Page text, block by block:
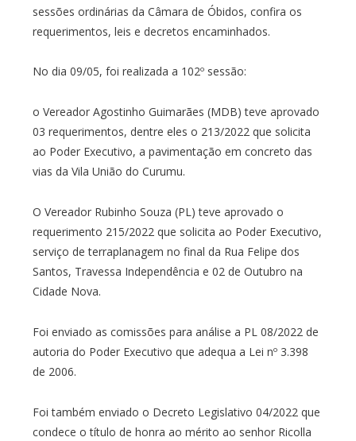
sessões ordinárias da Câmara de Óbidos, confira os
requerimentos, leis e decretos encaminhados.
No dia 09/05, foi realizada a 102º sessão:
o Vereador Agostinho Guimarães (MDB) teve aprovado
03 requerimentos, dentre eles o 213/2022 que solicita
ao Poder Executivo, a pavimentação em concreto das
vias da Vila União do Curumu.
O Vereador Rubinho Souza (PL) teve aprovado o
requerimento 215/2022 que solicita ao Poder Executivo,
serviço de terraplanagem no final da Rua Felipe dos
Santos, Travessa Independência e 02 de Outubro na
Cidade Nova.
Foi enviado as comissões para análise a PL 08/2022 de
autoria do Poder Executivo que adequa a Lei nº 3.398
de 2006.
Foi também enviado o Decreto Legislativo 04/2022 que
condece o título de honra ao mérito ao senhor Ricolla